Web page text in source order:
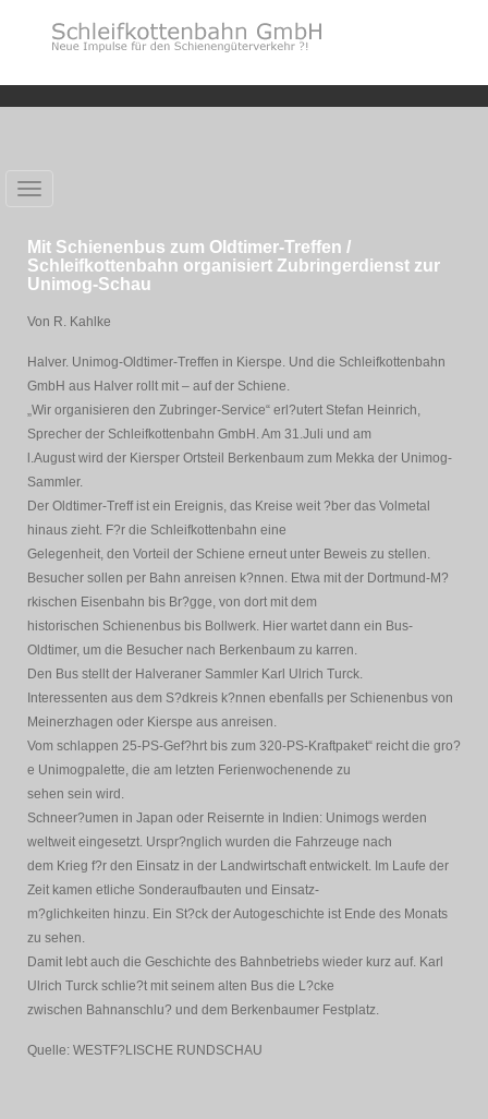
Toggle
Mit Schienenbus zum Oldtimer-Treffen /
Schleifkottenbahn organisiert Zubringerdienst zur
Unimog-Schau
Von R. Kahlke
Halver. Unimog-Oldtimer-Treffen in Kierspe. Und die Schleifkottenbahn
GmbH aus Halver rollt mit – auf der Schiene.
„Wir organisieren den Zubringer-Service“ erl?utert Stefan Heinrich,
Sprecher der Schleifkottenbahn GmbH. Am 31.Juli und am
l.August wird der Kiersper Ortsteil Berkenbaum zum Mekka der Unimog-
Sammler.
Der Oldtimer-Treff ist ein Ereignis, das Kreise weit ?ber das Volmetal
hinaus zieht. F?r die Schleifkottenbahn eine
Gelegenheit, den Vorteil der Schiene erneut unter Beweis zu stellen.
Besucher sollen per Bahn anreisen k?nnen. Etwa mit der Dortmund-M?
rkischen Eisenbahn bis Br?gge, von dort mit dem
historischen Schienenbus bis Bollwerk. Hier wartet dann ein Bus-
Oldtimer, um die Besucher nach Berkenbaum zu karren.
Den Bus stellt der Halveraner Sammler Karl Ulrich Turck.
Interessenten aus dem S?dkreis k?nnen ebenfalls per Schienenbus von
Meinerzhagen oder Kierspe aus anreisen.
Vom schlappen 25-PS-Gef?hrt bis zum 320-PS-Kraftpaket“ reicht die gro?
e Unimogpalette, die am letzten Ferienwochenende zu
sehen sein wird.
Schneer?umen in Japan oder Reisernte in Indien: Unimogs werden
weltweit eingesetzt. Urspr?nglich wurden die Fahrzeuge nach
dem Krieg f?r den Einsatz in der Landwirtschaft entwickelt. Im Laufe der
Zeit kamen etliche Sonderaufbauten und Einsatz-
m?glichkeiten hinzu. Ein St?ck der Autogeschichte ist Ende des Monats
zu sehen.
Damit lebt auch die Geschichte des Bahnbetriebs wieder kurz auf. Karl
Ulrich Turck schlie?t mit seinem alten Bus die L?cke
zwischen Bahnanschlu? und dem Berkenbaumer Festplatz.
Quelle: WESTF?LISCHE RUNDSCHAU